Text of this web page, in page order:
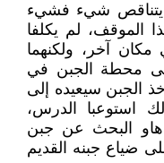
يتناقص شيء فشيء
الموقف، لم يكلفا
آخر، ولكنهما
إلى محطة الجبن في
الجبن سيعيده إلى
استوعبا الدرس،
هاو البحث عن جبن
ضياع جبنه القديم